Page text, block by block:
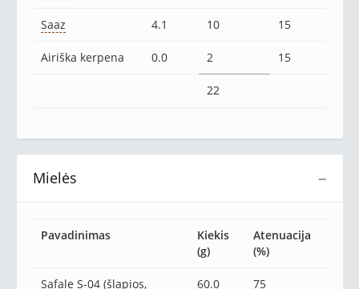
Saaz 4.1 10 15
Airiška kerpena 0.0 2 15
22
−
Mielės
Pavadinimas
Kiekis
(g)
Atenuacija
(%)
Safale S-04 (šlapios,
60.0 75